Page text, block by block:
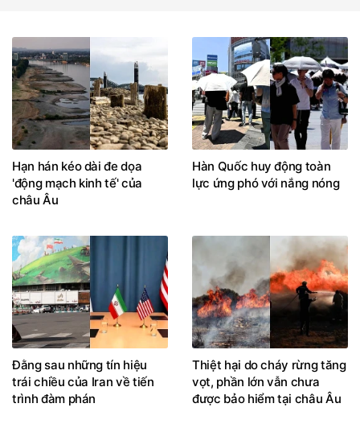
Hạn hán kéo dài đe dọa
'động mạch kinh tế' của
châu Âu
Hàn Quốc huy động toàn
lực ứng phó với nắng nóng
Đằng sau những tín hiệu
trái chiều của Iran về tiến
trình đàm phán
Thiệt hại do cháy rừng tăng
vọt, phần lớn vẫn chưa
được bảo hiểm tại châu Âu